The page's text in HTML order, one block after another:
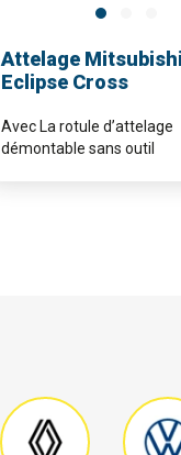
Attelage Mitsubishi
Eclipse Cross
Avec La rotule d’attelage
démontable sans outil